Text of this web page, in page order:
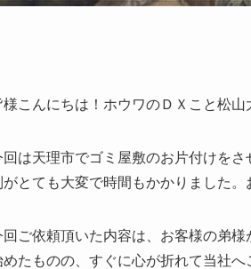
様こんにちは！ホウワのＤＸこと松山
回は天理市でゴミ屋敷のお片付けを
がとても大変で時間もかかりました
回ご依頼頂いた内容は、お客様の弟
めたものの、すぐに心が折れて当社へ